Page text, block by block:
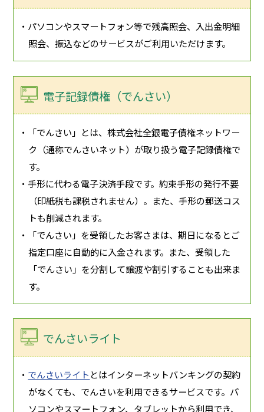
・パソコンやスマートフォン等で残高照会、入出金明細
照会、振込などのサービスがご利用いただけます。
電子記録債権（でんさい）
・「でんさい」とは、株式会社全銀電子債権ネットワー
ク（通称でんさいネット）が取り扱う電子記録債権で
す。
・手形に代わる電子決済手段です。約束手形の発行不要
（印紙税も課税されません）。また、手形の郵送コス
トも削減されます。
・「でんさい」を受領したお客さまは、期日になるとご
指定口座に自動的に入金されます。また、受領した
「でんさい」を分割して譲渡や割引することも出来ま
す。
でんさいライト
・ でんさいライト とはインターネットバンキングの契約
がなくても、でんさいを利用できるサービスです。パ
ソコンやスマートフォン、タブレットから利用でき、